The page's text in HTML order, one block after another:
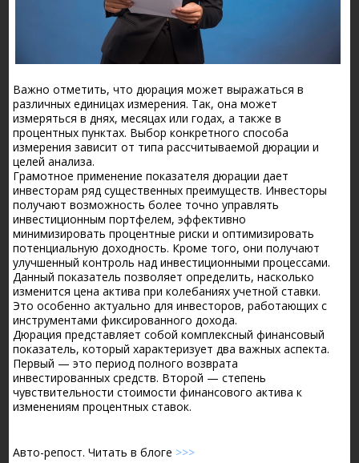
Важно отметить, что дюрация может выражаться в
различных единицах измерения. Так, она может
измеряться в днях, месяцах или годах, а также в
процентных пунктах. Выбор конкретного способа
измерения зависит от типа рассчитываемой дюрации и
целей анализа.
Грамотное применение показателя дюрации дает
инвесторам ряд существенных преимуществ. Инвесторы
получают возможность более точно управлять
инвестиционным портфелем, эффективно
минимизировать процентные риски и оптимизировать
потенциальную доходность. Кроме того, они получают
улучшенный контроль над инвестиционными процессами.
Данный показатель позволяет определить, насколько
изменится цена актива при колебаниях учетной ставки.
Это особенно актуально для инвесторов, работающих с
инструментами фиксированного дохода.
Дюрация представляет собой комплексный финансовый
показатель, который характеризует два важных аспекта.
Первый — это период полного возврата
инвестированных средств. Второй — степень
чувствительности стоимости финансового актива к
изменениям процентных ставок.
Авто-репост. Читать в блоге >>>